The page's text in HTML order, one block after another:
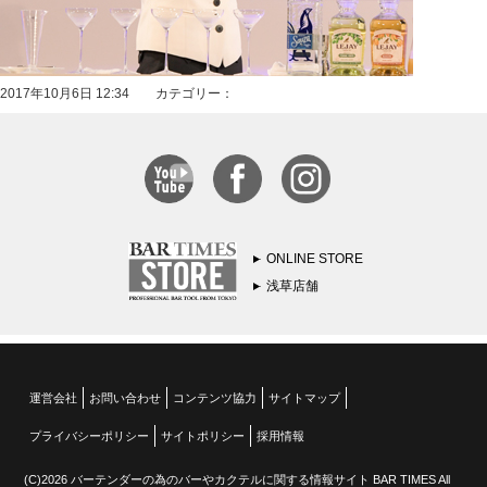
2017年10月6日 12:34 カテゴリー：
ONLINE STORE
浅草店舗
運営会社 お問い合わせ コンテンツ協力 サイトマップ
プライバシーポリシー サイトポリシー 採用情報
(C)2026 バーテンダーの為のバーやカクテルに関する情報サイト BAR TIMES All